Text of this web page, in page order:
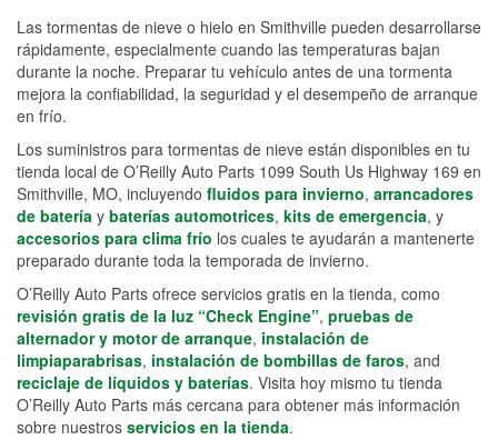
Las tormentas de nieve o hielo en Smithville pueden desarrollarse
rápidamente, especialmente cuando las temperaturas bajan
durante la noche. Preparar tu vehículo antes de una tormenta
mejora la confiabilidad, la seguridad y el desempeño de arranque
en frío.
Los suministros para tormentas de nieve están disponibles en tu
tienda local de O’Reilly Auto Parts 1099 South Us Highway 169 en
Smithville, MO, incluyendo fluidos para invierno, arrancadores
de batería y baterías automotrices, kits de emergencia, y
accesorios para clima frío los cuales te ayudarán a mantenerte
preparado durante toda la temporada de invierno.
O’Reilly Auto Parts ofrece servicios gratis en la tienda, como
revisión gratis de la luz “Check Engine”, pruebas de
alternador y motor de arranque, instalación de
limpiaparabrisas, instalación de bombillas de faros, and
reciclaje de líquidos y baterías. Visita hoy mismo tu tienda
O’Reilly Auto Parts más cercana para obtener más información
sobre nuestros servicios en la tienda.